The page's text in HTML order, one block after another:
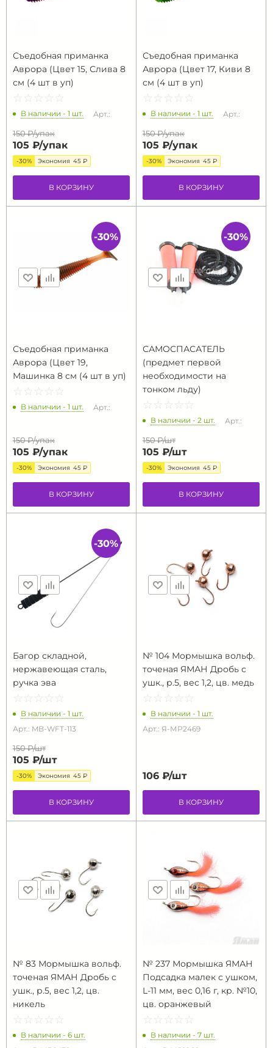
Съедобная приманка
Аврора (Цвет 15, Слива 8
см (4 шт в уп)
☆ ☆ ☆ ☆ ☆
★ ★ ★ ★ ★
В наличии - 1 шт. Арт.:
150 ₽/упак
105 ₽/упак
-30% Экономия 45 ₽
В КОРЗИНУ
Съедобная приманка
Аврора (Цвет 17, Киви 8
см (4 шт в уп)
☆ ☆ ☆ ☆ ☆
★ ★ ★ ★ ★
В наличии - 1 шт. Арт.:
150 ₽/упак
105 ₽/упак
-30% Экономия 45 ₽
В КОРЗИНУ
Съедобная приманка
Аврора (Цвет 19,
Машинка 8 см (4 шт в уп)
☆ ☆ ☆ ☆ ☆
★ ★ ★ ★ ★
В наличии - 1 шт. Арт.:
150 ₽/упак
105 ₽/упак
-30% Экономия 45 ₽
В КОРЗИНУ
-30%
САМОСПАСАТЕЛЬ
(предмет первой
необходимости на
тонком льду)
☆ ☆ ☆ ☆ ☆
★ ★ ★ ★ ★
В наличии - 2 шт. Арт.:
150 ₽/шт
105 ₽/шт
-30% Экономия 45 ₽
В КОРЗИНУ
-30%
Багор складной,
нержавеющая сталь,
ручка эва
☆ ☆ ☆ ☆ ☆
★ ★ ★ ★ ★
В наличии - 1 шт.
Арт.: MB-WFT-113
150 ₽/шт
105 ₽/шт
-30% Экономия 45 ₽
В КОРЗИНУ
-30%
№ 104 Мормышка вольф.
точеная ЯМАН Дробь с
ушк., р.5, вес 1,2, цв. медь
☆ ☆ ☆ ☆ ☆
★ ★ ★ ★ ★
В наличии - 1 шт.
Арт.: Я-МР2469
106 ₽/шт
В КОРЗИНУ
№ 83 Мормышка вольф.
точеная ЯМАН Дробь с
ушк., р.5, вес 1,2, цв.
никель
☆ ☆ ☆ ☆ ☆
★ ★ ★ ★ ★
В наличии - 6 шт.
№ 237 Мормышка ЯМАН
Подсадка малек с ушком,
L-11 мм, вес 0,16 г, кр. №10,
цв. оранжевый
☆ ☆ ☆ ☆ ☆
★ ★ ★ ★ ★
В наличии - 7 шт.